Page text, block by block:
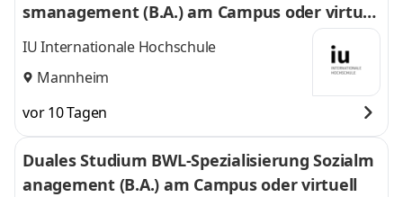
smanagement (B.A.) am Campus oder virtuel
l
IU Internationale Hochschule
Mannheim
vor 10 Tagen
Duales Studium BWL-Spezialisierung Sozialm
anagement (B.A.) am Campus oder virtuell